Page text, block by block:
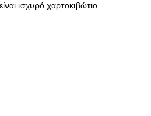
ισχυρό χαρτοκιβώτιο